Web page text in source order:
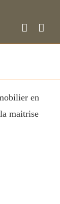
en
maitrise